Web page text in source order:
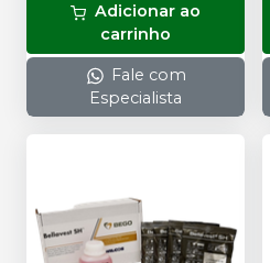
Adicionar ao
carrinho
Fale com
Especialista